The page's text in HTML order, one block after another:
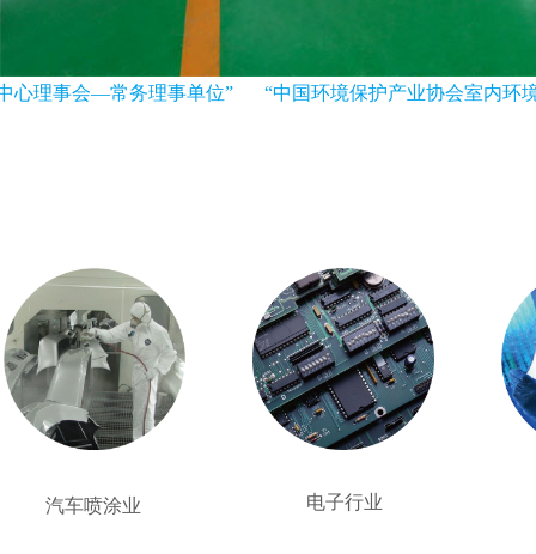
理事会—常务理事单位” “中国环境保护产业协会室内环
电子行业
汽车喷涂业